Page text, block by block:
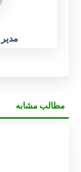
مطالب مشابه